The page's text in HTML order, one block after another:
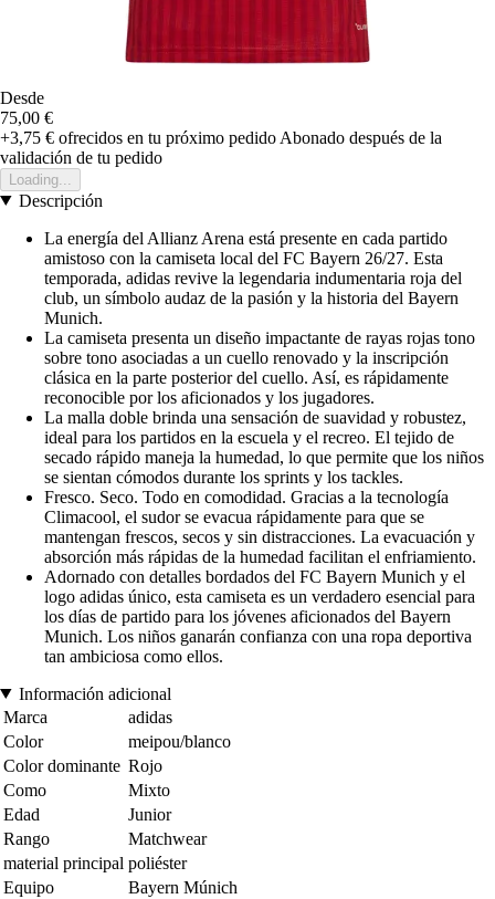
Desde
75,00 €
+3,75 € ofrecidos en tu próximo pedido Abonado después de la
validación de tu pedido
Loading...
Descripción
La energía del Allianz Arena está presente en cada partido
amistoso con la camiseta local del FC Bayern 26/27. Esta
temporada, adidas revive la legendaria indumentaria roja del
club, un símbolo audaz de la pasión y la historia del Bayern
Munich.
La camiseta presenta un diseño impactante de rayas rojas tono
sobre tono asociadas a un cuello renovado y la inscripción
clásica en la parte posterior del cuello. Así, es rápidamente
reconocible por los aficionados y los jugadores.
La malla doble brinda una sensación de suavidad y robustez,
ideal para los partidos en la escuela y el recreo. El tejido de
secado rápido maneja la humedad, lo que permite que los niños
se sientan cómodos durante los sprints y los tackles.
Fresco. Seco. Todo en comodidad. Gracias a la tecnología
Climacool, el sudor se evacua rápidamente para que se
mantengan frescos, secos y sin distracciones. La evacuación y
absorción más rápidas de la humedad facilitan el enfriamiento.
Adornado con detalles bordados del FC Bayern Munich y el
logo adidas único, esta camiseta es un verdadero esencial para
los días de partido para los jóvenes aficionados del Bayern
Munich. Los niños ganarán confianza con una ropa deportiva
tan ambiciosa como ellos.
Información adicional
Marca
adidas
Color
meipou/blanco
Color dominante Rojo
Como
Mixto
Edad
Junior
Rango
Matchwear
material principal poliéster
Equipo
Bayern Múnich